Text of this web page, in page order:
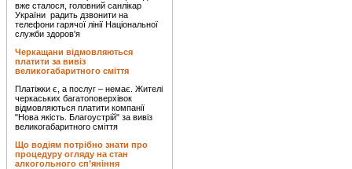
вже сталося, головний санлікар
України радить дзвонити на
телефони гарячої лінії Національної
служби здоров'я
Черкащани відмовляються
платити за вивіз
великогабаритного сміття
Платіжки є, а послуг – немає. Жителі
черкаських багатоповерхівок
відмовляються платити компанії
"Нова якість. Благоустрій" за вивіз
великогабаритного сміття
Що водіям потрібно знати про
процедуру огляду на стан
алкогольного сп’яніння